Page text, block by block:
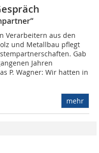
Verarbeitern aus den
und Metallbau pflegt
Gab
Jahren
P. Wagner: Wir hatten in
mehr